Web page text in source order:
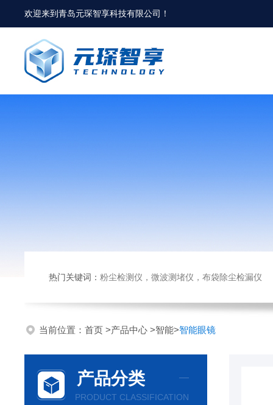
欢迎来到青岛元琛智享科技有限公司 ！
热门关键词： 粉尘检测仪，微波测堵仪，布袋除尘检漏仪
当前位置： 首页 >产品中心 >智能>智能眼镜
产品分类
PRODUCT CLASSIFICATION